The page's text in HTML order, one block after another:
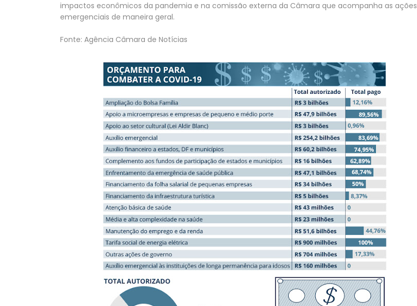
impactos econômicos da pandemia e na comissão externa da Câmara que acompanha as ações
emergenciais de maneira geral.
Fonte: Agência Câmara de Notícias